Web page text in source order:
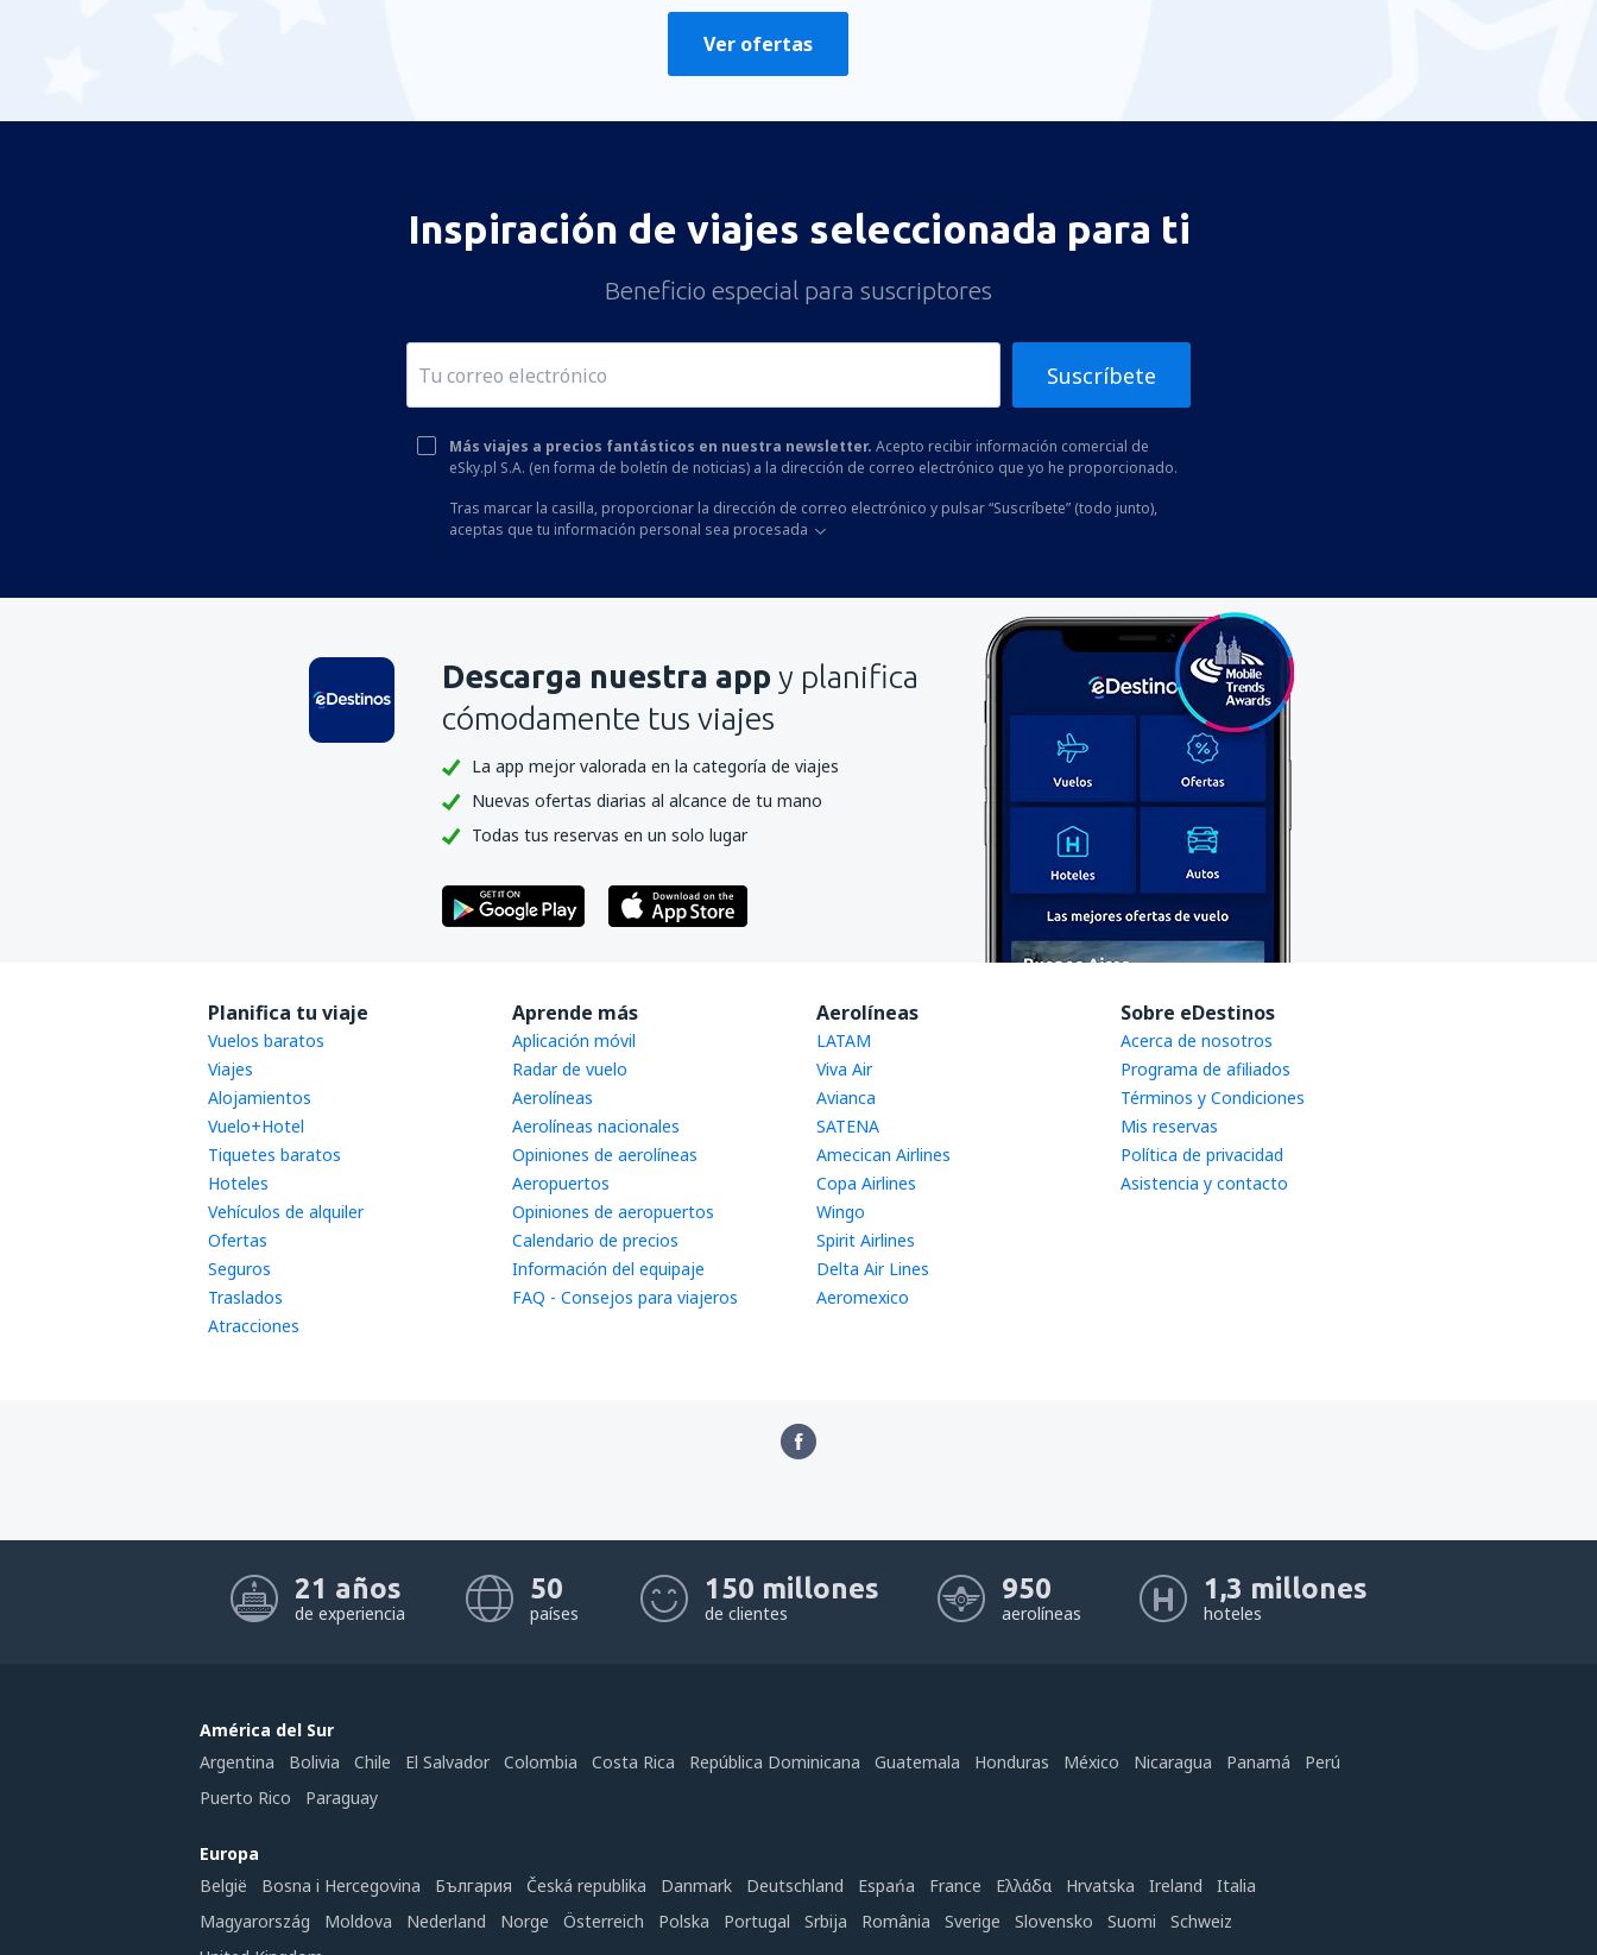
Ver ofertas
Inspiración de viajes seleccionada para ti
Beneficio especial para suscriptores
Suscríbete
Más viajes a precios fantásticos en nuestra newsletter. Acepto recibir información comercial de
eSky.pl S.A. (en forma de boletín de noticias) a la dirección de correo electrónico que yo he proporcionado.
Tras marcar la casilla, proporcionar la dirección de correo electrónico y pulsar “Suscríbete” (todo junto),
aceptas que tu información personal sea procesada
Descarga nuestra app y planifica
cómodamente tus viajes
La app mejor valorada en la categoría de viajes
Nuevas ofertas diarias al alcance de tu mano
Todas tus reservas en un solo lugar
Planifica tu viaje
Vuelos baratos
Viajes
Alojamientos
Vuelo+Hotel
Tiquetes baratos
Hoteles
Vehículos de alquiler
Ofertas
Seguros
Traslados
Atracciones
Aprende más
Aplicación móvil
Radar de vuelo
Aerolíneas
Aerolíneas nacionales
Opiniones de aerolíneas
Aeropuertos
Opiniones de aeropuertos
Calendario de precios
Información del equipaje
FAQ - Consejos para viajeros
Aerolíneas
LATAM
Viva Air
Avianca
SATENA
Amecican Airlines
Copa Airlines
Wingo
Spirit Airlines
Delta Air Lines
Aeromexico
Sobre eDestinos
Acerca de nosotros
Programa de afiliados
Términos y Condiciones
Mis reservas
Política de privacidad
Asistencia y contacto
21 años
de experiencia
50
países
150 millones
de clientes
950
aerolíneas
1,3 millones
hoteles
América del Sur
Argentina
Bolivia Chile El Salvador Colombia Costa Rica República Dominicana Guatemala Honduras México Nicaragua Panamá
Perú
Puerto Rico
Paraguay
Europa
België
Bosna i Hercegovina България Česká republika Danmark Deutschland Espańa France Ελλάδα Hrvatska Ireland
Italia
Magyarország
Moldova Nederland Norge Österreich Polska Portugal Srbija România Sverige Slovensko Suomi
Schweiz